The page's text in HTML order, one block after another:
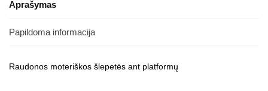
Aprašymas
Papildoma informacija
Raudonos moteriškos šlepetės ant platformų